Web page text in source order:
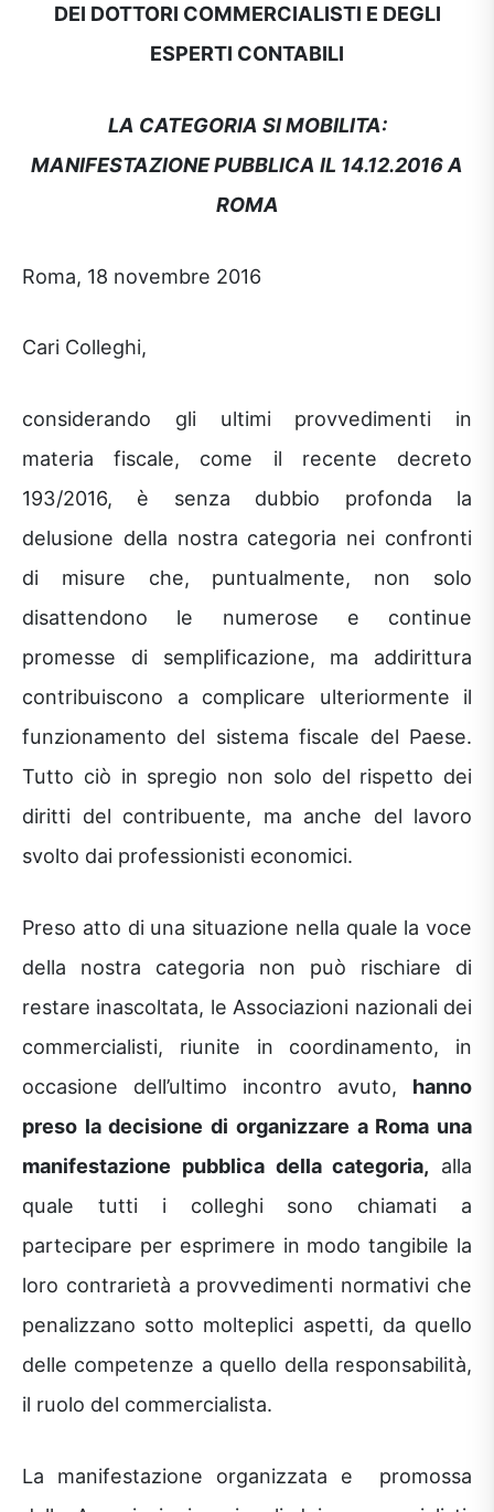
DEI DOTTORI COMMERCIALISTI E DEGLI
ESPERTI CONTABILI
LA CATEGORIA SI MOBILITA:
MANIFESTAZIONE PUBBLICA IL 14.12.2016 A
ROMA
Roma, 18 novembre 2016
Cari Colleghi,
considerando gli ultimi provvedimenti in
materia fiscale, come il recente decreto
193/2016, è senza dubbio profonda la
delusione della nostra categoria nei confronti
di misure che, puntualmente, non solo
disattendono le numerose e continue
promesse di semplificazione, ma addirittura
contribuiscono a complicare ulteriormente il
funzionamento del sistema fiscale del Paese.
Tutto ciò in spregio non solo del rispetto dei
diritti del contribuente, ma anche del lavoro
svolto dai professionisti economici.
Preso atto di una situazione nella quale la voce
della nostra categoria non può rischiare di
restare inascoltata, le Associazioni nazionali dei
commercialisti, riunite in coordinamento, in
occasione dell’ultimo incontro avuto, hanno
preso la decisione di organizzare a Roma una
manifestazione pubblica della categoria, alla
quale tutti i colleghi sono chiamati a
partecipare per esprimere in modo tangibile la
loro contrarietà a provvedimenti normativi che
penalizzano sotto molteplici aspetti, da quello
delle competenze a quello della responsabilità,
il ruolo del commercialista.
La manifestazione organizzata e promossa